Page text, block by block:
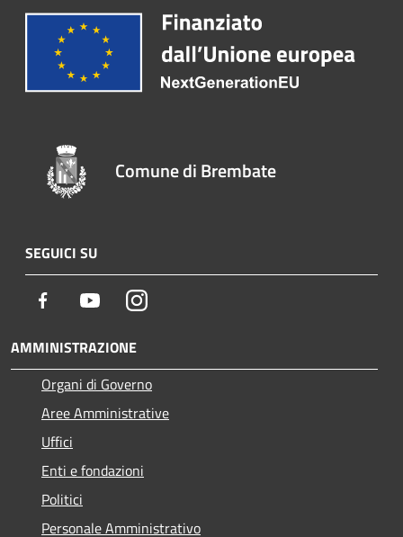
Comune di Brembate
SEGUICI SU
Facebook YoutubeInstagram
AMMINISTRAZIONE
Organi di Governo
Aree Amministrative
Uffici
Enti e fondazioni
Politici
Personale Amministrativo